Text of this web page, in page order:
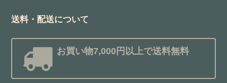
送料・配送について
お買い物7,000円以上で送料無料